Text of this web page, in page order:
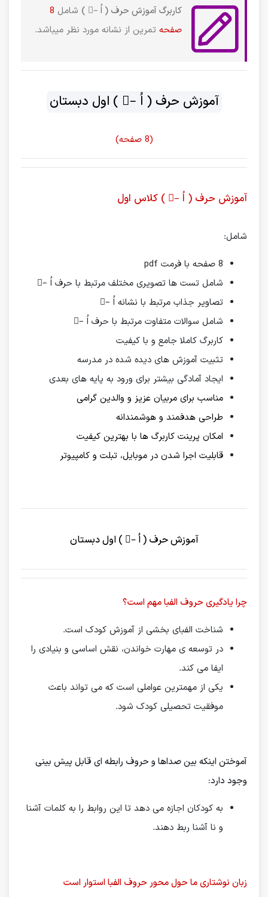
کاربرگ آموزش حرف ( اُ –ُ ) شامل 8
صفحه تمرین از نشانه مورد نظر میباشد.
آموزش حرف ( اُ –ُ ) اول دبستان
(8 صفحه)
آموزش حرف ( اُ –ُ ) کلاس اول
شامل:
8 صفحه با فرمت pdf
شامل تست ها تصویری مختلف مرتبط با حرف اُ –ُ
تصاویر جذاب مرتبط با نشانه اُ –ُ
شامل سوالات متفاوت مرتبط با حرف اُ –ُ
کاربرگ کاملا جامع و با کیفیت
تثبیت آموزش های دیده شده در مدرسه
ایجاد آمادگی بیشتر برای ورود به پایه های بعدی
مناسب برای مربیان عزیز و والدین گرامی
طراحی هدفمند و هوشمندانه
امکان پرینت کاربرگ ها با بهترین کیفیت
قابلیت اجرا شدن در موبایل، تبلت و کامپیوتر
آموزش حرف ( اُ –ُ ) اول دبستان
چرا یادگیری حروف الفبا مهم است؟
شناخت الفبای بخشی از آموزش کودک است.
در توسعه ی مهارت خواندن، نقش اساسی و بنیادی را
ایفا می کند.
یکی از مهمترین عواملی است که می تواند باعث
موفقیت تحصیلی کودک شود.
آموختن اینكه بین صداها و حروف رابطه ای قابل پیش بینی
وجود دارد:
به كودكان اجازه می دهد تا این روابط را به كلمات آشنا
و نا آشنا ربط دهند.
زبان نوشتاری ما حول محور حروف الفبا استوار است